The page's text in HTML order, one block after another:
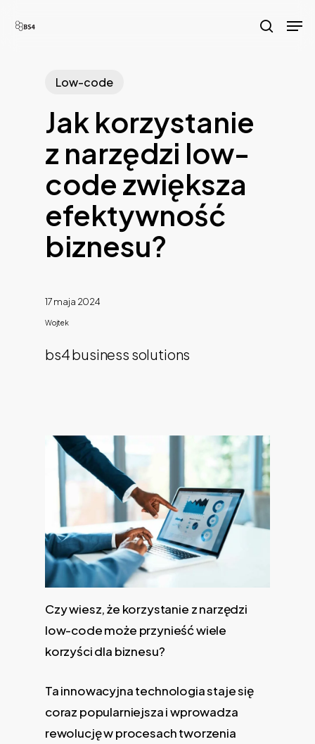
search
Low-code
Jak korzystanie
z narzędzi low-
code zwiększa
efektywność
biznesu?
17 maja 2024
Wojtek
bs4 business solutions
Czy wiesz, że korzystanie z narzędzi
low-code może przynieść wiele
korzyści dla biznesu?
Ta innowacyjna technologia staje się
coraz popularniejsza i wprowadza
rewolucję w procesach tworzenia